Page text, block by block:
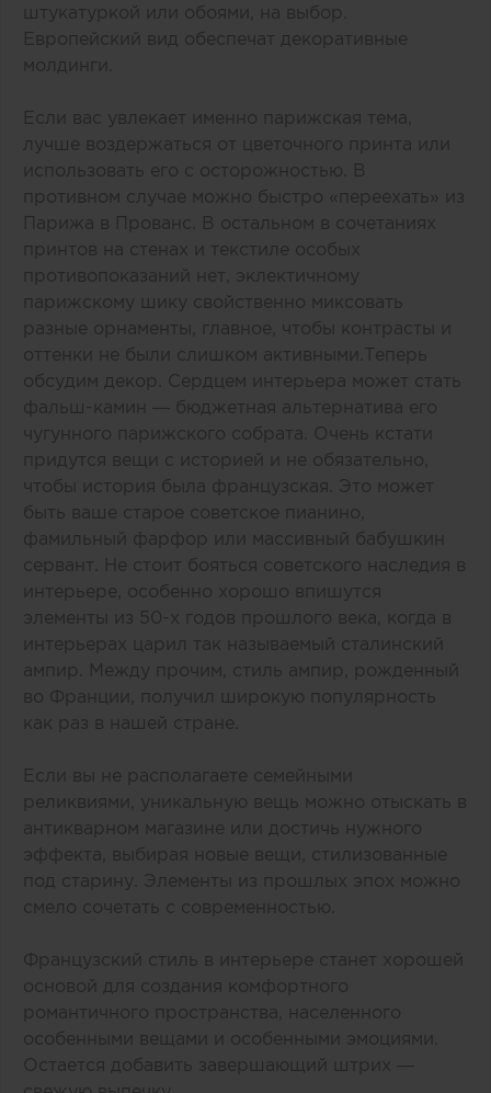
штукатуркой или обоями, на выбор.
Европейский вид обеспечат декоративные
молдинги.
Если вас увлекает именно парижская тема,
лучше воздержаться от цветочного принта или
использовать его с осторожностью. В
противном случае можно быстро «переехать» из
Парижа в Прованс. В остальном в сочетаниях
принтов на стенах и текстиле особых
противопоказаний нет, эклектичному
парижскому шику свойственно миксовать
разные орнаменты, главное, чтобы контрасты и
оттенки не были слишком активными.Теперь
обсудим декор. Сердцем интерьера может стать
фальш-камин — бюджетная альтернатива его
чугунного парижского собрата. Очень кстати
придутся вещи с историей и не обязательно,
чтобы история была французская. Это может
быть ваше старое советское пианино,
фамильный фарфор или массивный бабушкин
сервант. Не стоит бояться советского наследия в
интерьере, особенно хорошо впишутся
элементы из 50-х годов прошлого века, когда в
интерьерах царил так называемый сталинский
ампир. Между прочим, стиль ампир, рожденный
во Франции, получил широкую популярность
как раз в нашей стране.
Если вы не располагаете семейными
реликвиями, уникальную вещь можно отыскать в
антикварном магазине или достичь нужного
эффекта, выбирая новые вещи, стилизованные
под старину. Элементы из прошлых эпох можно
смело сочетать с современностью.
Французский стиль в интерьере станет хорошей
основой для создания комфортного
романтичного пространства, населенного
особенными вещами и особенными эмоциями.
Остается добавить завершающий штрих —